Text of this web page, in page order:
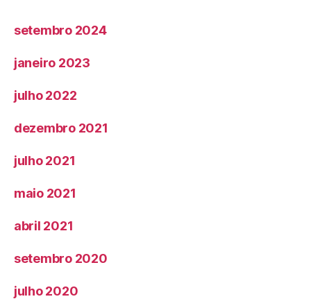
setembro 2024
janeiro 2023
julho 2022
dezembro 2021
julho 2021
maio 2021
abril 2021
setembro 2020
julho 2020